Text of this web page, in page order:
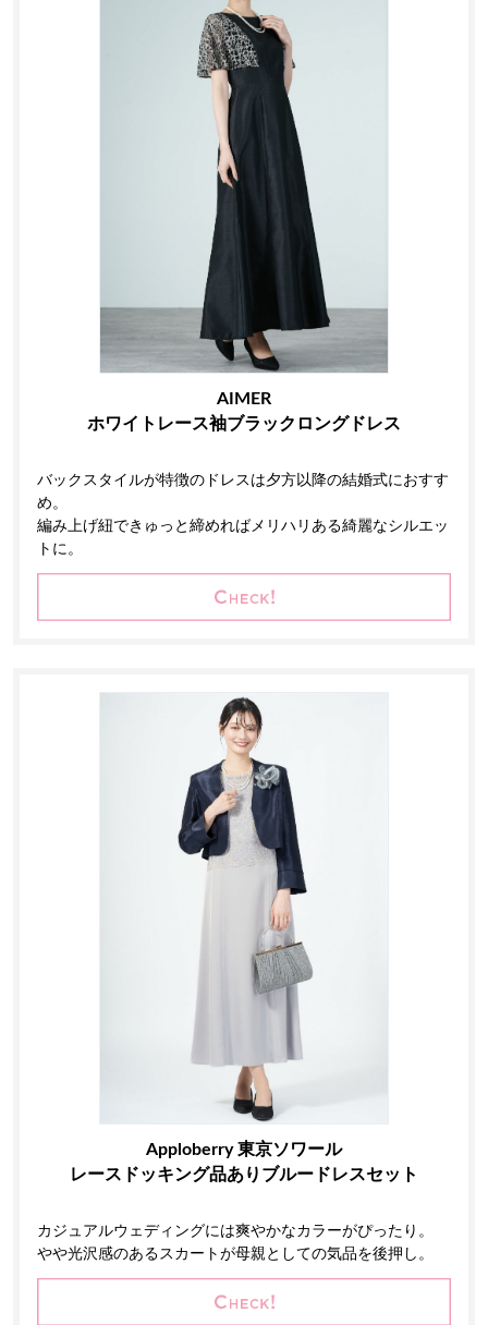
AIMER
ホワイトレース袖ブラックロングドレス
バックスタイルが特徴のドレスは夕方以降の結婚式におすす
め。
編み上げ紐できゅっと締めればメリハリある綺麗なシルエッ
トに。
Apploberry 東京ソワール
レースドッキング品ありブルードレスセット
カジュアルウェディングには爽やかなカラーがぴったり。
やや光沢感のあるスカートが母親としての気品を後押し。